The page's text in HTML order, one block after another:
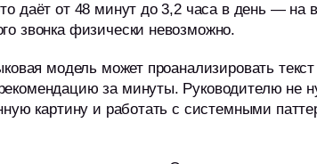
даёт от 48 минут до 3,2 часа в день — на
звонка физически невозможно.
модель может проанализировать текст
за минуты. Руководителю не
картину и работать с системными